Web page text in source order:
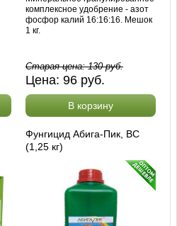
комплексное удобрение - азот
фосфор калий 16:16:16. Мешок
1 кг.
Старая цена:130руб.
Цена: 96 руб.
В корзину
Фунгицид Абига-Пик, ВС
(1,25 кг)